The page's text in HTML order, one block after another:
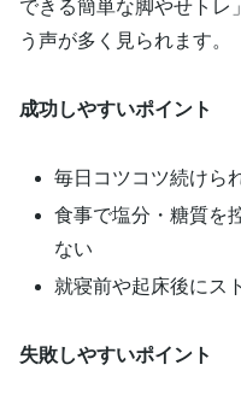
できる簡単な脚やせトレ
う声が多く見られます。
成功しやすいポイント
毎日コツコツ続けら
食事で塩分・糖質を
ない
就寝前や起床後にス
失敗しやすいポイント